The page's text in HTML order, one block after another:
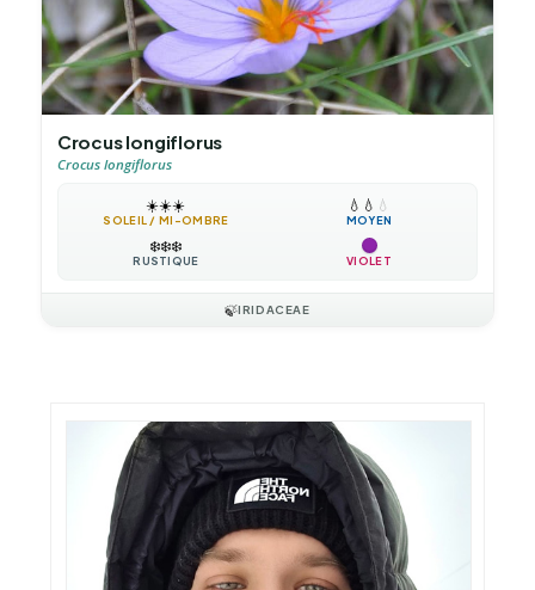
Crocus longiflorus
Crocus longiflorus
☀️☀️☀️
SOLEIL / MI-OMBRE
💧 💧 💧
MOYEN
❄️❄️❄️
RUSTIQUE VIOLET
🍃IRIDACEAE